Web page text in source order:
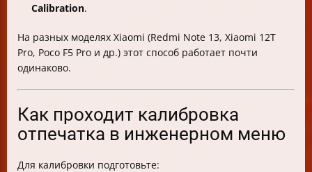
Calibration.
На разных моделях Xiaomi (Redmi Note 13, Xiaomi 12T
Pro, Poco F5 Pro и др.) этот способ работает почти
одинаково.
Как проходит калибровка
отпечатка в инженерном меню
Для калибровки подготовьте: